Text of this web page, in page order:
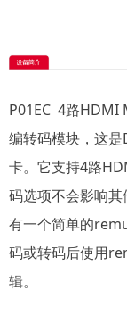
P01EC 4路HDMI
编转码模块，这
卡。它支持4路
码选项不会影响其
有一个简单的
码或转码后使用
辑。